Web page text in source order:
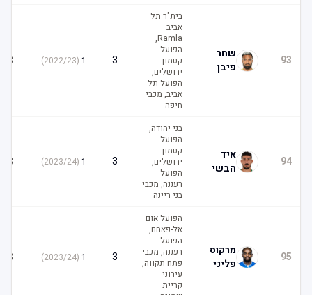
93
שחר
פיבן
בית"ר תל
אביב
Ramla,
הפועל
קטמון
ירושלים,
הפועל תל
אביב, מכבי
חיפה
2022/23
)
94
איד
הבשי
בני יהודה,
הפועל
קטמון
ירושלים,
הפועל
רעננה, מכבי
בני ריינה
2023/24
)
95
מרקוס
פליני
הפועל אום
אל-פאחם,
הפועל
רעננה, מכבי
פתח תקווה,
עירוני
קריית
2023/24
)